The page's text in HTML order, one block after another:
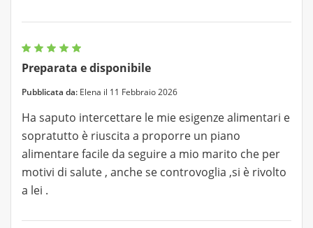
Preparata e disponibile
Pubblicata da: Elena il 11 Febbraio 2026
Ha saputo intercettare le mie esigenze alimentari e
sopratutto è riuscita a proporre un piano
alimentare facile da seguire a mio marito che per
motivi di salute , anche se controvoglia ,si è rivolto
a lei .